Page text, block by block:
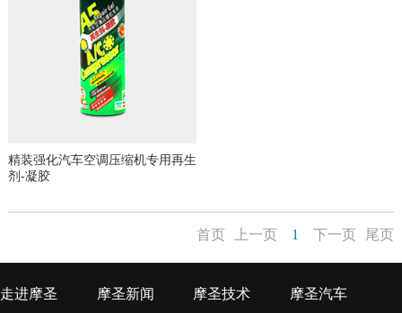
精装强化汽车空调压缩机专用再生
剂-凝胶
首页 上一页 1 下一页 尾页
走进摩圣 摩圣新闻 摩圣技术 摩圣汽车